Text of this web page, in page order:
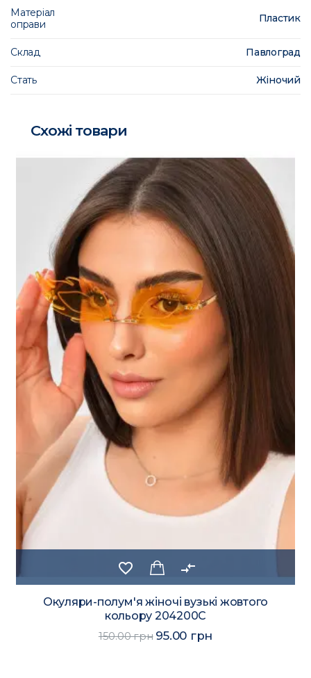
Матеріал
оправи
Пластик
Склад Павлоград
Стать Жіночий
Схожі товари
favorite_border compare_arrows
Окуляри-полум'я жіночі вузькі світло-
зеленого кольору 204203C
150.00 грн 114.00 грн